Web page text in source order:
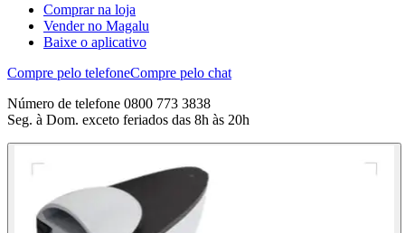
Comprar na loja
Vender no Magalu
Baixe o aplicativo
Compre pelo telefoneCompre pelo chat
Número de telefone 0800 773 3838
Seg. à Dom. exceto feriados das 8h às 20h